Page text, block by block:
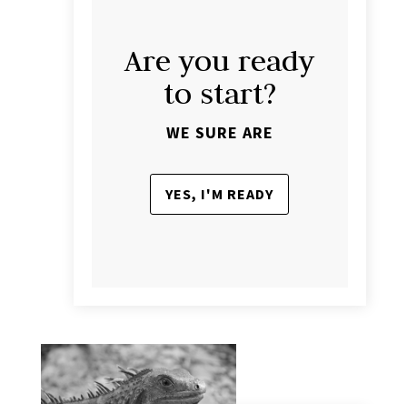
Are you ready
to start?
WE SURE ARE
YES, I'M READY